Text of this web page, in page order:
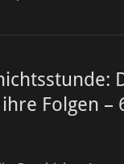
Folgen –